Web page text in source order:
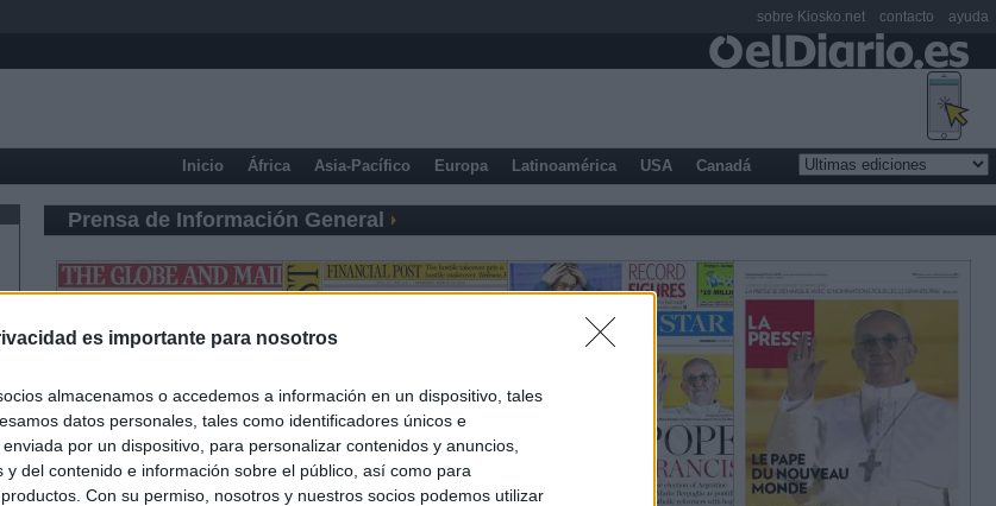
es importante para nosotros
almacenamos o accedemos a información en un dispositivo, tales
datos personales, tales como identificadores únicos e
por un dispositivo, para personalizar contenidos y anuncios,
y del contenido e información sobre el público, así como para
Con su permiso, nosotros y nuestros socios podemos utilizar
Inicio África Asia-Pacífico Europa Latinoamérica USA Canadá
Prensa de Información General
sobre Kiosko.net contacto ayuda